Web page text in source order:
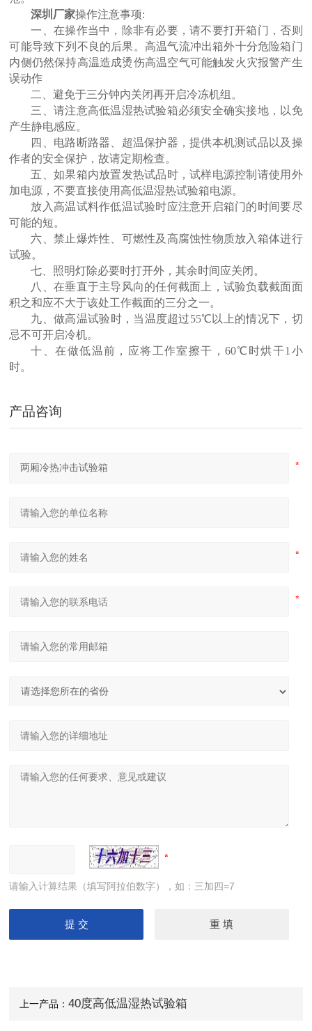
深圳厂家操作注意事项:
一、在操作当中，除非有必要，请不要打开箱门，否则
可能导致下列不良的后果。 高温气流冲出箱外十分危险箱门
内侧仍然保持高温造成烫伤高温空气可能触发火灾报警产生
误动作
二、避免于三分钟内关闭再开启冷冻机组。
三、请注意高低温湿热试验箱必须安全确实接地，以免
产生静电感应。
四、电路断路器、超温保护器，提供本机测试品以及操
作者的安全保护，故请定期检查。
五、如果箱内放置发热试品时，试样电源控制请使用外
加电源，不要直接使用高低温湿热试验箱电源。
放入高温试料作低温试验时应注意开启箱门的时间要尽
可能的短。
六、禁止爆炸性、可燃性及高腐蚀性物质放入箱体进行
试验。
七、照明灯除必要时打开外，其余时间应关闭。
八、在垂直于主导风向的任何截面上，试验负载截面面
积之和应不大于该处工作截面的三分之一。
九、做高温试验时，当温度超过55℃以上的情况下，切
忌不可开启冷机。
十、在做低温前，应将工作室擦干，60℃时烘干1小
时。
产品咨询
请输入计算结果（填写阿拉伯数字），如：三加四=7
上一产品： 40度高低温湿热试验箱